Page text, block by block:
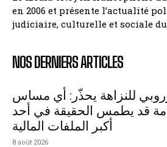
en 2006 et présente l’actualité
judiciaire, culturelle et sociale du
NOS DERNIERS ARTICLES
للنزاهة يحذّر: أي مساس
قد يطمس الحقيقة في أحد
أكبر الملفات المالية
8 août 2026